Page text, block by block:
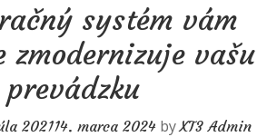
systém vám
zmodernizuje vašu
prevádzku
202114. marca 2024 byXT3 Admin